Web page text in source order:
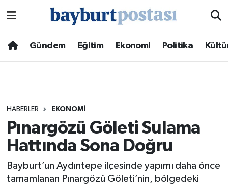
Gündem Eğitim Ekonomi Politika
HABERLER EKONOMI
Pınargözü Göleti Sulama
Hattında Sona Doğru
Bayburt’un Aydıntepe ilçesinde yapımı daha önce
tamamlanan Pınargözü Göleti’nin, bölgedeki
Hava Durumu
Süper Lig Puan Durumu ve Fikstür
Tüm Manşetler